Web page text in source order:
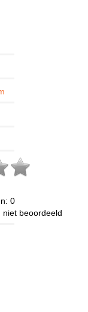
0
niet beoordeeld